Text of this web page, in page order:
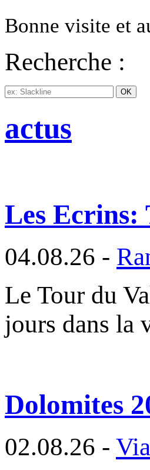
Bonne visite et
Recherche :
actus
Les Ecrins:
04.08.26 -
Le Tour du
jours dans la
Dolomites
02.08.26 -